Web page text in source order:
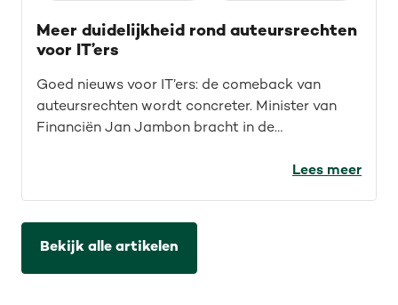
Meer duidelijkheid rond auteursrechten
voor IT’ers
Goed nieuws voor IT’ers: de comeback van
auteursrechten wordt concreter. Minister van
Financiën Jan Jambon bracht in de
auteursrechten voor de IT-sector. Wat werd er
Lees meer
Bekijk alle artikelen